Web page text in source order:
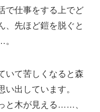
で仕事をする上でど
、先ほど鎧を脱ぐと
いて苦しくなると森
出しています。
と木が見える……、